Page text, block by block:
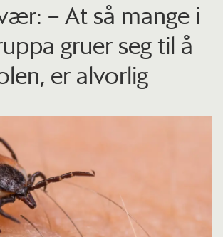
– At så mange i
gruer seg til å
er alvorlig